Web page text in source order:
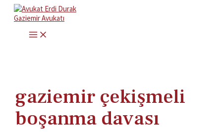
İçeriğe
atla
MAIN
MENU
gaziemir çekişmeli
boşanma davası